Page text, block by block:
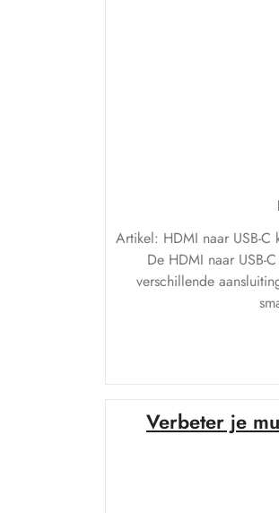
Artikel: HDMI naar USB-
De HDMI naar USB-
verschillende
Verbeter je